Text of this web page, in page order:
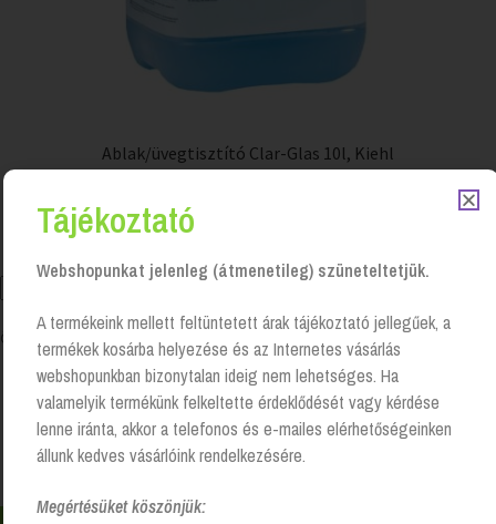
Ablak/üvegtisztító Clar-Glas 10l, Kiehl
Összesen 1 találat
Kezdőlap “clar-glas” címkével rendelkező termékek
Tájékoztató
Webshopunkat jelenleg (átmenetileg) szüneteltetjük.
A termékeink mellett feltüntetett árak tájékoztató jellegűek, a
termékek kosárba helyezése és az Internetes vásárlás
webshopunkban bizonytalan ideig nem lehetséges. Ha
valamelyik termékünk felkeltette érdeklődését vagy kérdése
lenne iránta, akkor a telefonos és e-mailes elérhetőségeinken
állunk kedves vásárlóink rendelkezésére.
Megértésüket köszönjük: